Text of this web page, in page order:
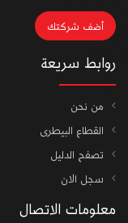
أضف شركتك
روابط سريعة
من نحن
القطاع البيطرى
تصفح الدليل
سجل الان
معلومات الاتصال